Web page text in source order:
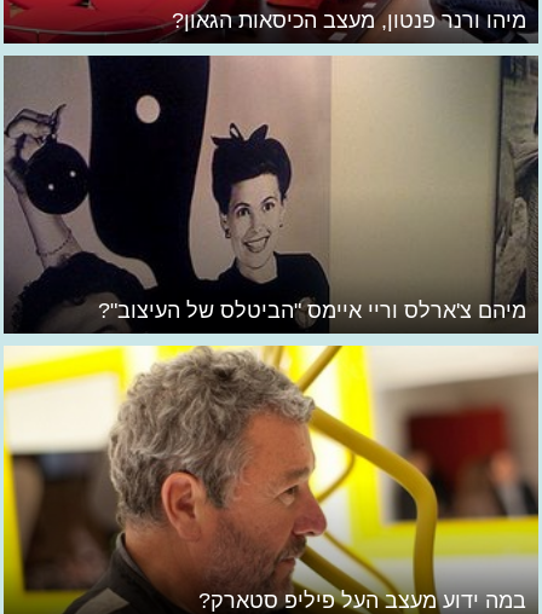
מיהו ורנר פנטון, מעצב הכיסאות הגאון?
מיהם צ'ארלס וריי איימס "הביטלס של העיצוב"?
במה ידוע מעצב העל פיליפ סטארק?